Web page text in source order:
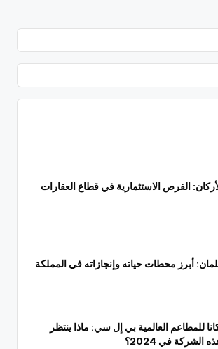
الفرص الاستثمارية في قطاع العقارات
أبرز محطات حياته وإنجازاته في المملكة
للمطاعم العالمية بي إل سي: ماذا ينتظر
في 2024؟